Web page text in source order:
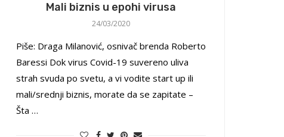
Mali biznis u epohi virusa
24/03/2020
Piše: Draga Milanović, osnivač brenda Roberto
Baressi Dok virus Covid-19 suvereno uliva
strah svuda po svetu, a vi vodite start up ili
mali/srednji biznis, morate da se zapitate –
Šta …